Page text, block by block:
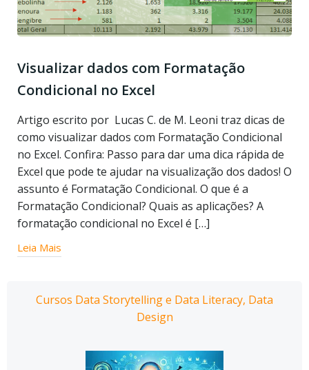
Visualizar dados com Formatação
Condicional no Excel
Artigo escrito por Lucas C. de M. Leoni traz dicas de
como visualizar dados com Formatação Condicional
no Excel. Confira: Passo para dar uma dica rápida de
Excel que pode te ajudar na visualização dos dados! O
assunto é Formatação Condicional. O que é a
Formatação Condicional? Quais as aplicações? A
formatação condicional no Excel é […]
Leia Mais
Cursos Data Storytelling e Data Literacy, Data
Design